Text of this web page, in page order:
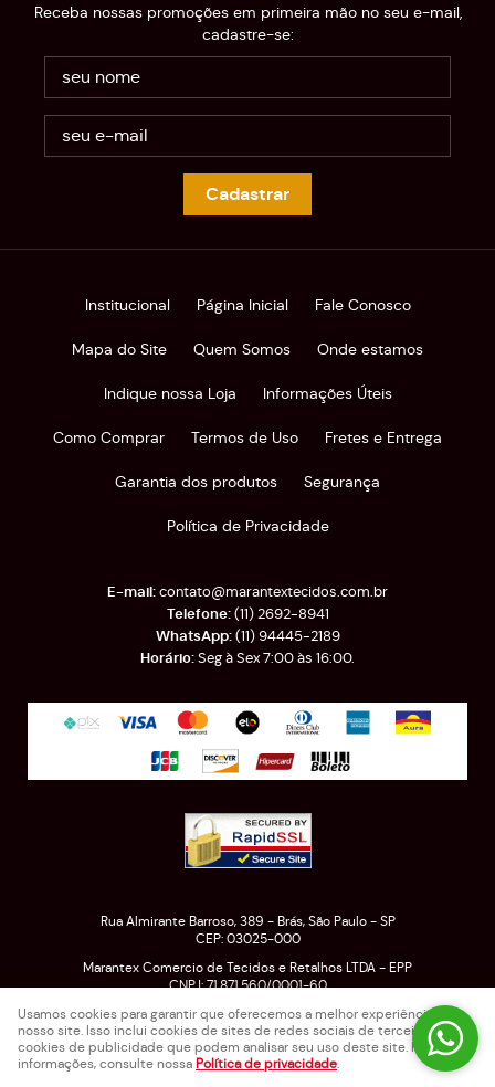
Receba nossas promoções em primeira mão no seu e-mail,
cadastre-se:
Cadastrar
Institucional Página Inicial Fale Conosco
Mapa do Site Quem Somos Onde estamos
Indique nossa Loja Informações Úteis
Como Comprar Termos de Uso Fretes e Entrega
Garantia dos produtos Segurança
Política de Privacidade
(11)2692-8941
(11)94445-2189
Seg à Sex 7:00 às 16:00.
contato@marantextecidos.com.br
Rua Almirante Barroso, 389 - Brás, São Paulo- SP
CEP: 03025-000
Marantex Comercio de Tecidos e Retalhos LTDA - EPP
CNPJ: 71.871.560/0001-60
LOJA VIRTUAL CRIADA POR
Usamos cookies para garantir que oferecemos a melhor experiência em
nosso site. Isso inclui cookies de sites de redes sociais de terceiros e
cookies de publicidade que podem analisar seu uso deste site. Para mais
informações, consulte nossa Política de privacidade.